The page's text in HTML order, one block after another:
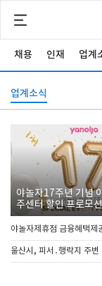
채용 인재 업계
업계소식
야놀자17주년 기념
주센터 할인 프로모
야놀자제휴점 금융혜택제
울산시, 피서․행락지 주